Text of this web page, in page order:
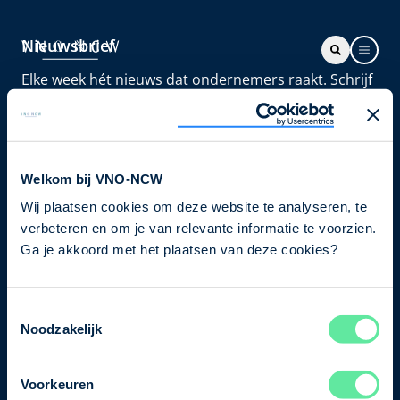
Welkom bij VNO-NCW
Wij plaatsen cookies om deze website te analyseren, te
verbeteren en om je van relevante informatie te voorzien.
Ga je akkoord met het plaatsen van deze cookies?
Noodzakelijk
Voorkeuren
Nieuwsbrief
Elke week hét nieuws dat ondernemers raakt. Schrijf
je nu in voor de VNO-NCW nieuwsbrief.
Schrijf je in
Direct naar
Ons verhaal
Bezuidenhoutseweg 12
T+31 70 349 03 49